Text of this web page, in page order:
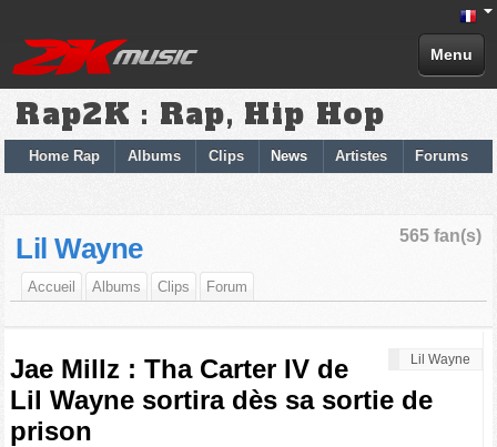
Menu
Rap2K : Rap, Hip Hop
Home Rap Albums Clips News Artistes Forums
565 fan(s)
Lil Wayne
Accueil Albums Clips Forum
Lil Wayne
Jae Millz : Tha Carter IV de
Lil Wayne sortira dès sa sortie de
prison